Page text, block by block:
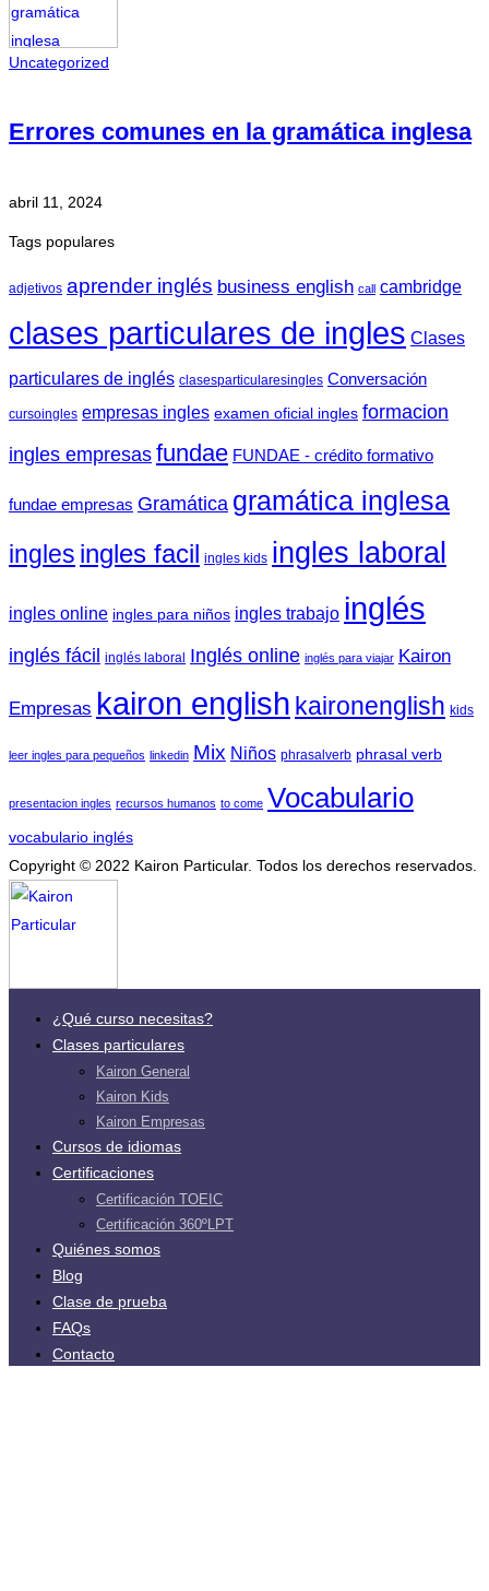
Uncategorized
Errores comunes en la gramática inglesa
abril 11, 2024
Tags populares
adjetivos aprender inglés business english call cambridge
clases particulares de ingles Clases
particulares de inglés clasesparticularesingles Conversación
cursoingles empresas ingles examen oficial ingles formacion
ingles empresas fundae FUNDAE - crédito formativo
fundae empresas Gramática gramática inglesa
ingles ingles facil ingles kids ingles laboral
ingles online ingles para niños ingles trabajo inglés
inglés fácil inglés laboral Inglés online inglés para viajar Kairon
Empresas kairon english kaironenglish kids
leer ingles para pequeños linkedin Mix Niños phrasalverb phrasal verb
presentacion ingles recursos humanos to come Vocabulario
vocabulario inglés
Copyright © 2022 Kairon Particular. Todos los derechos reservados.
¿Qué curso necesitas?
Clases particulares
Kairon General
Kairon Kids
Kairon Empresas
Cursos de idiomas
Certificaciones
Certificación TOEIC
Certificación 360ºLPT
Quiénes somos
Blog
Clase de prueba
FAQs
Contacto